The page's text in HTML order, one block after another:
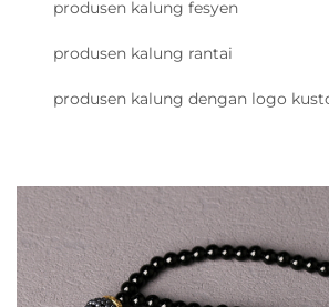
produsen kalung fesyen
produsen kalung rantai
produsen kalung dengan logo